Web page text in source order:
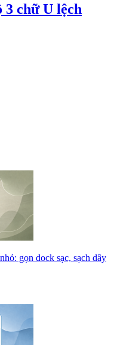
3 chữ U lệch
gọn dock sạc, sạch dây